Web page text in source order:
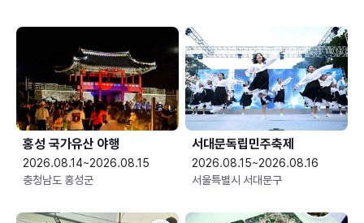
홍성 국가유산 야행
2026.08.14~2026.08.15
충청남도 홍성군
서대문독립민주축제
2026.08.15~2026.08.16
서울특별시 서대문구